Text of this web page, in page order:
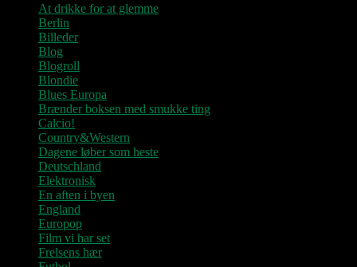
At drikke for at glemme
Berlin
Billeder
Blog
Blogroll
Blondie
Blues Europa
Brænder boksen med smukke ting
Calcio!
Country&Western
Dagene løber som heste
Deutschland
Elektronisk
En aften i byen
England
Europop
Film vi har set
Frelsens hær